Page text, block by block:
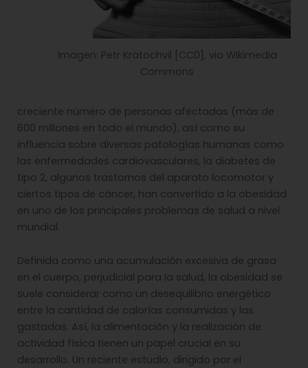
Imagen: Petr Kratochvil [CC0], via Wikimedia
Commons
creciente número de personas afectadas (más de
600 millones en todo el mundo), así como su
influencia sobre diversas patologías humanas como
las enfermedades cardiovasculares, la diabetes de
tipo 2, algunos trastornos del aparato locomotor y
ciertos tipos de cáncer, han convertido a la obesidad
en uno de los principales problemas de salud a nivel
mundial.
Definida como una acumulación excesiva de grasa
en el cuerpo, perjudicial para la salud, la obesidad se
suele considerar como un desequilibrio energético
entre la cantidad de calorías consumidas y las
gastadas. Así, la alimentación y la realización de
actividad física tienen un papel crucial en su
desarrollo. Un reciente estudio, dirigido por el